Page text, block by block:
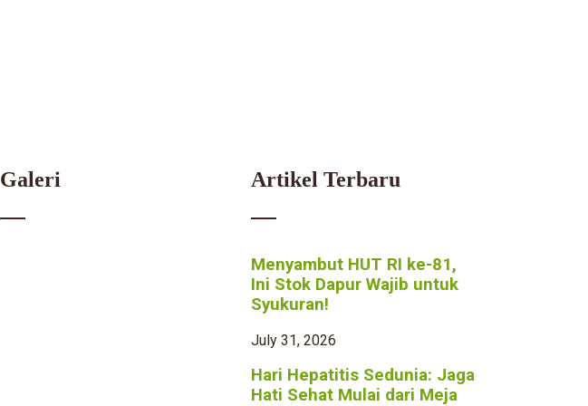
Galeri Artikel Terbaru
Menyambut HUT RI ke-81,
Ini Stok Dapur Wajib untuk
Syukuran!
July 31, 2026
Hari Hepatitis Sedunia: Jaga
Hati Sehat Mulai dari Meja